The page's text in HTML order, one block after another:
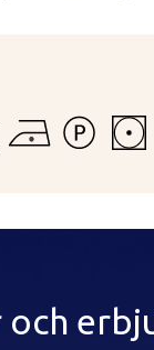
blekas
Strykning med låg
Tål inte
och